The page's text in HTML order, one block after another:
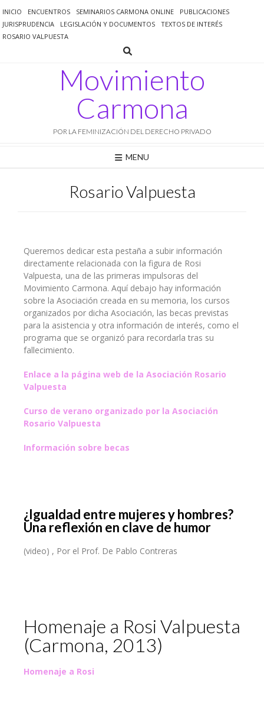
INICIO ENCUENTROS SEMINARIOS CARMONA ONLINE
PUBLICACIONES
JURISPRUDENCIA
LEGISLACIÓN Y DOCUMENTOS
TEXTOS DE INTERÉS
ROSARIO VALPUESTA
Movimiento
Carmona
POR LA FEMINIZACIÓN DEL DERECHO PRIVADO
MENU
Rosario Valpuesta
Queremos dedicar esta pestaña a subir información
directamente relacionada con la figura de Rosi
Valpuesta, una de las primeras impulsoras del
Movimiento Carmona. Aquí debajo hay información
sobre la Asociación creada en su memoria, los cursos
organizados por dicha Asociación, las becas previstas
para la asistencia y otra información de interés, como el
programa que se organizó para recordarla tras su
fallecimiento.
Enlace a la página web de la Asociación Rosario
Valpuesta
Curso de verano organizado por la Asociación
Rosario Valpuesta
Información sobre becas
¿Igualdad entre mujeres y hombres?
Una reflexión en clave de humor
(video) , Por el Prof. De Pablo Contreras
Homenaje a Rosi Valpuesta
(Carmona, 2013)
Homenaje a Rosi